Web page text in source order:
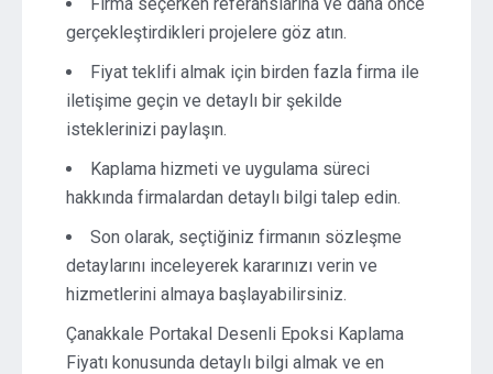
gerçekleştirdikleri projelere göz atın.
Fiyat teklifi almak için birden fazla firma ile
iletişime geçin ve detaylı bir şekilde
isteklerinizi paylaşın.
Kaplama hizmeti ve uygulama süreci
hakkında firmalardan detaylı bilgi talep edin.
Son olarak, seçtiğiniz firmanın sözleşme
detaylarını inceleyerek kararınızı verin ve
hizmetlerini almaya başlayabilirsiniz.
Çanakkale Portakal Desenli Epoksi Kaplama
Fiyatı konusunda detaylı bilgi almak ve en